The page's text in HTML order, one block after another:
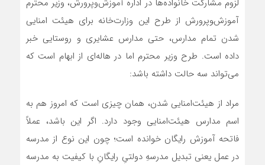
لزوم مشارکت خانواده‌ها در اداره آموزش‌وپرورش، وزیر محترم
آموزش‌‍وپرورش از طرح این وزارت‌خانه برای هیئت امنایی
شدن تمام مدارس، حتی مدارس عشایری و روستایی خبر
داده است. طرح وزیر محترم اما در هاله‌ای از ابهام است که
می‌تواند سه حالت داشته باشد:
مراد از هیئت‌امنایی شدن، همان چیزی است که امروز هم به
اسم مدارس هیئت‌امنایی وجود دارد. اگر این باشد، عملاً
فاتحه آموزش رایگان خوانده است؛ چون این نوع از مدرسه
در عمل یعنی تبدیل مدرسهِ دولتیِ رایگانِ با کیفیت به مدرسه